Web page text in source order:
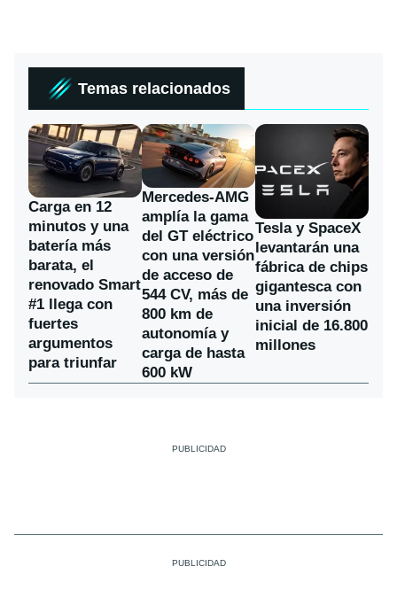
Temas relacionados
Carga en 12
minutos y una
batería más
barata, el
renovado Smart
#1 llega con
fuertes
argumentos
para triunfar
Mercedes-AMG
amplía la gama
del GT eléctrico
con una versión
de acceso de
544 CV, más de
800 km de
autonomía y
carga de hasta
600 kW
Tesla y SpaceX
levantarán una
fábrica de chips
gigantesca con
una inversión
inicial de 16.800
millones